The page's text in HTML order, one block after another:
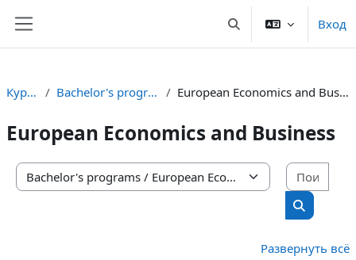
Изменить данныеВход
Курсы Bachelor's programs European Economics and Business
European Economics and Business
Категории курсов
Поиск
Развернуть всё